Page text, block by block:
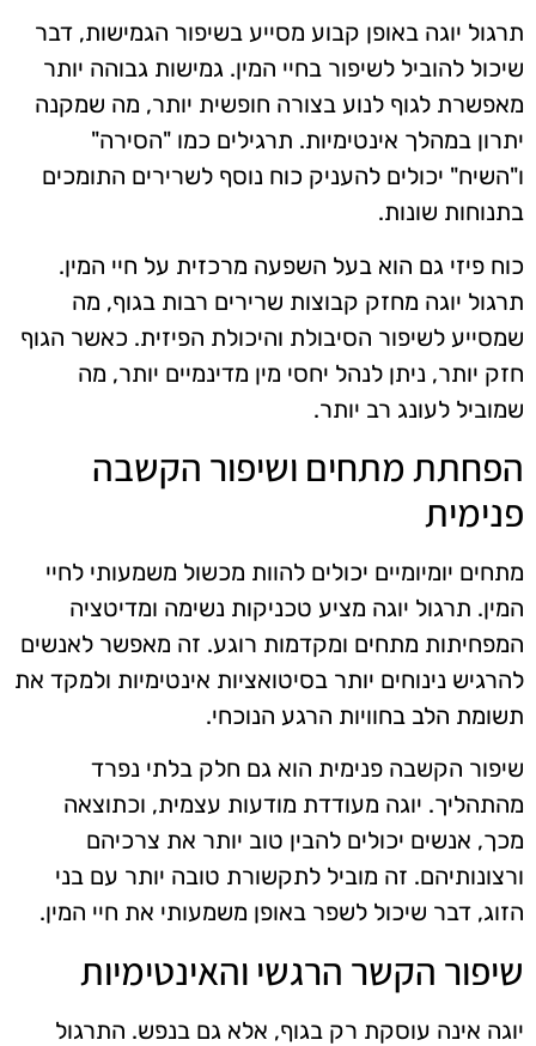
תרגול יוגה באופן קבוע מסייע בשיפור הגמישות, דבר
שיכול להוביל לשיפור בחיי המין. גמישות גבוהה יותר
מאפשרת לגוף לנוע בצורה חופשית יותר, מה שמקנה
יתרון במהלך אינטימיות. תרגילים כמו "הסירה"
ו"השיח" יכולים להעניק כוח נוסף לשרירים התומכים
בתנוחות שונות.
כוח פיזי גם הוא בעל השפעה מרכזית על חיי המין.
תרגול יוגה מחזק קבוצות שרירים רבות בגוף, מה
שמסייע לשיפור הסיבולת והיכולת הפיזית. כאשר הגוף
חזק יותר, ניתן לנהל יחסי מין מדינמיים יותר, מה
שמוביל לעונג רב יותר.
הפחתת מתחים ושיפור הקשבה
פנימית
מתחים יומיומיים יכולים להוות מכשול משמעותי לחיי
המין. תרגול יוגה מציע טכניקות נשימה ומדיטציה
המפחיתות מתחים ומקדמות רוגע. זה מאפשר לאנשים
להרגיש נינוחים יותר בסיטואציות אינטימיות ולמקד את
תשומת הלב בחוויות הרגע הנוכחי.
שיפור הקשבה פנימית הוא גם חלק בלתי נפרד
מהתהליך. יוגה מעודדת מודעות עצמית, וכתוצאה
מכך, אנשים יכולים להבין טוב יותר את צרכיהם
ורצונותיהם. זה מוביל לתקשורת טובה יותר עם בני
הזוג, דבר שיכול לשפר באופן משמעותי את חיי המין.
שיפור הקשר הרגשי והאינטימיות
יוגה אינה עוסקת רק בגוף, אלא גם בנפש. התרגול